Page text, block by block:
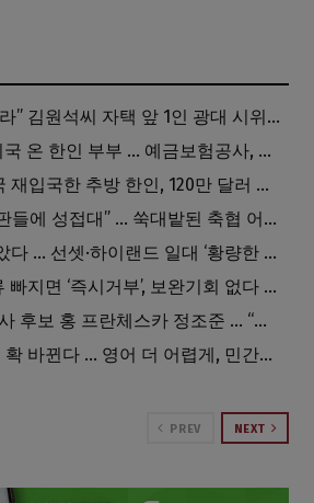
[화제] “내 돈 갚아라” 김원석씨 자택 앞 1인 광대 시위 … 한인 투자사, “108만 달러 못받아”
’10억 빚’ 안갚고 미국 온 한인 부부 … 예금보험공사, 미국서 소송
위조여권으로 미국 재입국한 추방 한인, 120만 달러 은행 사기 행각
[충격] “외국인 심판들에 성접대” … 쑥대밭된 축협 어디까지 추락하나
칙필레마저 문 닫았다 … 선셋·하이랜드 일대 ‘황량한 거리’로
[이민] 영주권 서류 빠지면 ‘즉시거부’, 보완기회 없다 … 이민심사 8월부터 확 바뀐다
트럼프, 한인 주지사 후보 홍 프란체스카 정조준 … “미치광이다”
[이민]시민권 시험 확 바뀐다 … 영어 더 어렵게, 민간시험 도입 추진
PREV NEXT